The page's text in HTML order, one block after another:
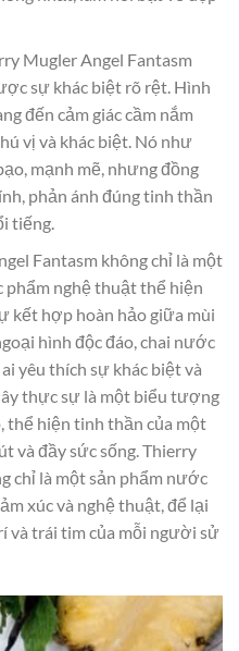
Mugler Angel Fantasm
sự khác biệt rõ rệt. Hình
đến cảm giác cầm nắm
vị và khác biệt. Nó như
mạnh mẽ, nhưng đồng
phản ánh đúng tinh thần
tiếng.
Fantasm không chỉ là một
phẩm nghệ thuật thể hiện
kết hợp hoàn hảo giữa mùi
hình độc đáo, chai nước
yêu thích sự khác biệt và
thực sự là một biểu tượng
thể hiện tinh thần của một
và đầy sức sống. Thierry
chỉ là một sản phẩm nước
xúc và nghệ thuật, để lại
và trái tim của mỗi người sử